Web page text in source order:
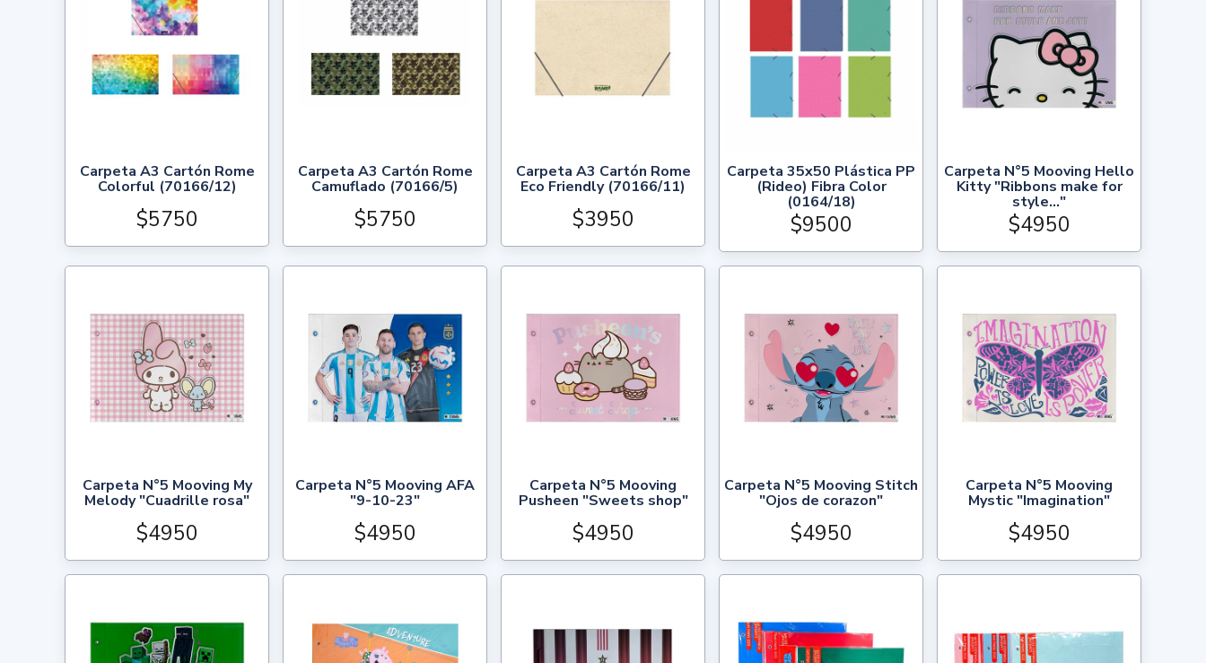
Carpeta A3 Cartón Rome
Colorful (70166/12)
$5750
Carpeta A3 Cartón Rome
Camuflado (70166/5)
$5750
Carpeta A3 Cartón Rome
Eco Friendly (70166/11)
$3950
Carpeta 35x50 Plástica PP
(Rideo) Fibra Color
(0164/18)
$9500
Carpeta N°5 Mooving Hello
Kitty "Ribbons make for
style..."
$4950
Carpeta N°5 Mooving My
Melody "Cuadrille rosa"
$4950
Carpeta N°5 Mooving AFA
"9-10-23"
$4950
Carpeta N°5 Mooving
Pusheen "Sweets shop"
$4950
Carpeta N°5 Mooving Stitch
"Ojos de corazon"
$4950
Carpeta N°5 Mooving
Mystic "Imagination"
$4950